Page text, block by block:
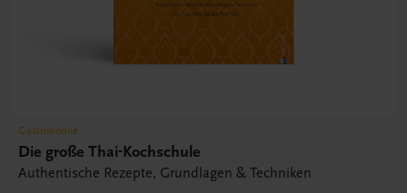
Gastronomie
Die große Thai-Kochschule
Authentische Rezepte, Grundlagen & Techniken